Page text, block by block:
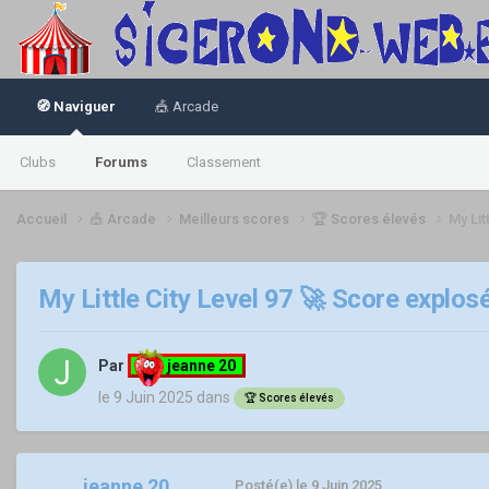
🧭 Naviguer
Clubs Forums Classement
🎪 Arcade
Accueil 🎪 Arcade Meilleurs scores 🏆 Scores élevés My
My Little City Level 97 🚀 Score
Par
jeanne 20
le 9 Juin 2025 dans 🏆 Scores élevés
Posté(e) le 9 Juin 2025